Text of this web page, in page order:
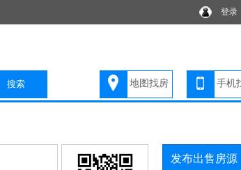
登录
搜索 地图找房 手机
发布出售房源